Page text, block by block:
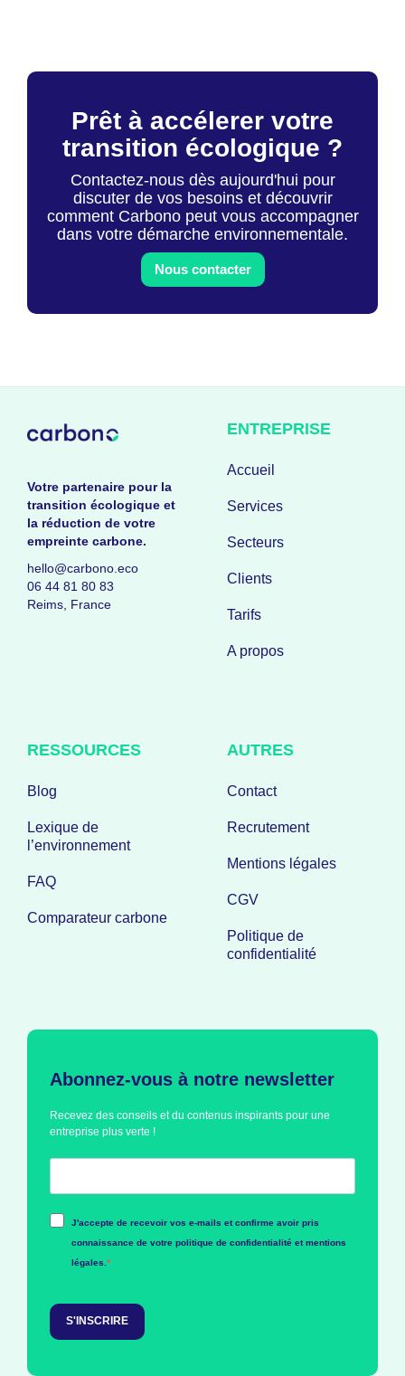
Prêt à accélerer votre
transition écologique ?
Contactez-nous dès aujourd'hui pour
discuter de vos besoins et découvrir
comment Carbono peut vous accompagner
dans votre démarche environnementale.
Nous contacter
Votre partenaire pour la
transition écologique et
la réduction de votre
empreinte carbone.
hello@carbono.eco
06 44 81 80 83
Reims, France
ENTREPRISE
Accueil
Services
Secteurs
Clients
Tarifs
A propos
RESSOURCES
Blog
Lexique de
l’environnement
FAQ
Comparateur carbone
AUTRES
Contact
Recrutement
Mentions légales
CGV
Politique de
confidentialité
Abonnez-vous à notre newsletter
Recevez des conseils et du contenus inspirants pour une
entreprise plus verte !
J'accepte de recevoir vos e-mails et confirme avoir pris
connaissance de votre politique de confidentialité et mentions
légales.
S'INSCRIRE